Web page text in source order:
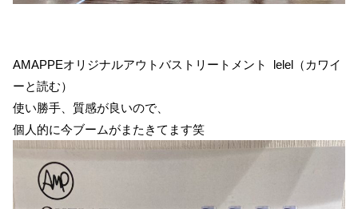
AMAPPEオリジナルアウトバストリートメント lelel（カワイ
ーと読む）
使い勝手、質感が良いので、
個人的に今ブームがまたきてます笑